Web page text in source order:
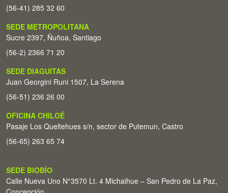
(56-41) 285 32 60
SEDE METROPOLITANA
Sucre 2397, Ñuñoa, Santiago
(56-2) 2366 71 20
SEDE DIAGUITAS
Juan Georgini Runi 1507, La Serena
(56-51) 236 26 00
OFICINA CHILOÉ
Pasaje Los Queltehues s/n, sector de Putemun, Castro
(56-65) 263 65 74
SEDE BIOBÍO
Calle Nueva Uno N°3570 Lt. 4 Michaihue – San Pedro de La Paz,